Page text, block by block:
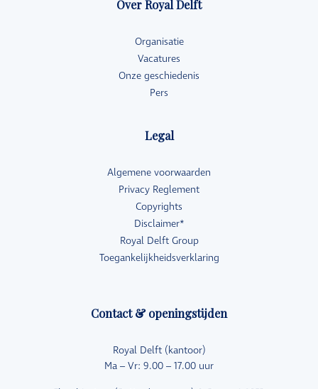
Over Royal Delft
Organisatie
Vacatures
Onze geschiedenis
Pers
Legal
Algemene voorwaarden
Privacy Reglement
Copyrights
Disclaimer*
Royal Delft Group
Toegankelijkheidsverklaring
Contact & openingstijden
Royal Delft (kantoor)
Ma – Vr: 9.00 – 17.00 uur